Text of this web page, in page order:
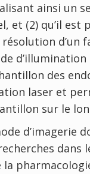
ainsi un
et (2) qu’il est
résolution d’un
des
laser et
sur le
d’imagerie
dans
la